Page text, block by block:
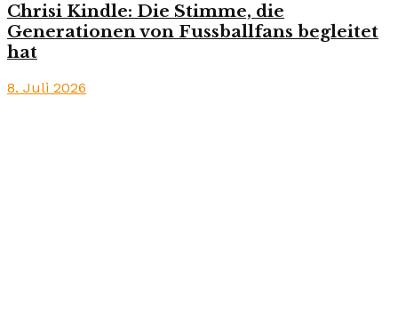
Chrisi Kindle: Die Stimme, die
Generationen von Fussballfans begleitet
hat
8. Juli 2026